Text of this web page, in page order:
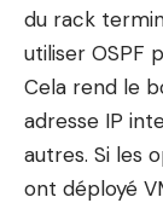
du rack
utiliser OSPF
Cela rend le
adresse IP
autres. Si les
ont déployé